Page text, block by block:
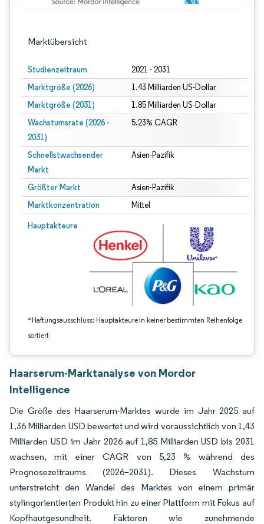
Marktübersicht
Studienzeitraum 2021 - 2031
Marktgröße (2026) 1.43 Milliarden US-Dollar
Marktgröße (2031) 1.85 Milliarden US-Dollar
Wachstumsrate (2026 -
2031)
5.23% CAGR
Schnellstwachsender
Markt
Asien-Pazifik
Größter Markt Asien-Pazifik
Marktkonzentration Mittel
Hauptakteure
*Haftungsausschluss: Hauptakteure in keiner bestimmten Reihenfolge
sortiert
Bild © Mordor Intelligence. Wiederverwendung erfordert Namensnennung
Haarserum-Marktanalyse von Mordor
Intelligence
Die Größe des Haarserum-Marktes wurde im Jahr 2025 auf
1,36 Milliarden USD bewertet und wird voraussichtlich von 1,43
Milliarden USD im Jahr 2026 auf 1,85 Milliarden USD bis 2031
wachsen, mit einer CAGR von 5,23 % während des
Prognosezeitraums (2026–2031). Dieses Wachstum
unterstreicht den Wandel des Marktes von einem primär
stylingorientierten Produkt hin zu einer Plattform mit Fokus auf
Kopfhautgesundheit. Faktoren wie zunehmende